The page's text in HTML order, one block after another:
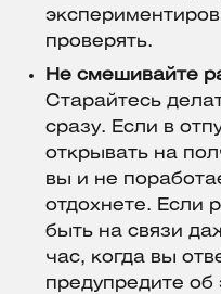
проверять.
Не смешивайте
Старайтесь
сразу. Если в
открывать на
вы и не
отдохнете. Если
быть на связи
час, когда вы
предупредите об